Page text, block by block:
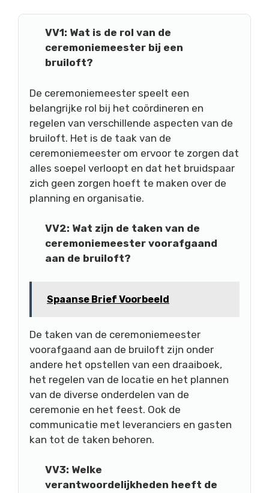
VV1: Wat is de rol van de
ceremoniemeester bij een
bruiloft?
De ceremoniemeester speelt een
belangrijke rol bij het coördineren en
regelen van verschillende aspecten van de
bruiloft. Het is de taak van de
ceremoniemeester om ervoor te zorgen dat
alles soepel verloopt en dat het bruidspaar
zich geen zorgen hoeft te maken over de
planning en organisatie.
VV2: Wat zijn de taken van de
ceremoniemeester voorafgaand
aan de bruiloft?
Spaanse Brief Voorbeeld
De taken van de ceremoniemeester
voorafgaand aan de bruiloft zijn onder
andere het opstellen van een draaiboek,
het regelen van de locatie en het plannen
van de diverse onderdelen van de
ceremonie en het feest. Ook de
communicatie met leveranciers en gasten
kan tot de taken behoren.
VV3: Welke
verantwoordelijkheden heeft de